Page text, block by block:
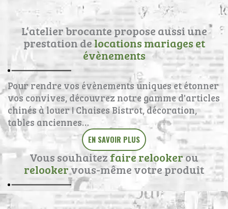
L’atelier brocante propose aussi une
prestation de locations mariages et
évènements
Pour rendre vos évènements uniques et étonner
vos convives, découvrez notre gamme d'articles
chinés à louer ! Chaises Bistrot, décoration,
tables anciennes…
EN SAVOIR PLUS
Vous souhaitez faire relookerou
relookervous-même votre produit